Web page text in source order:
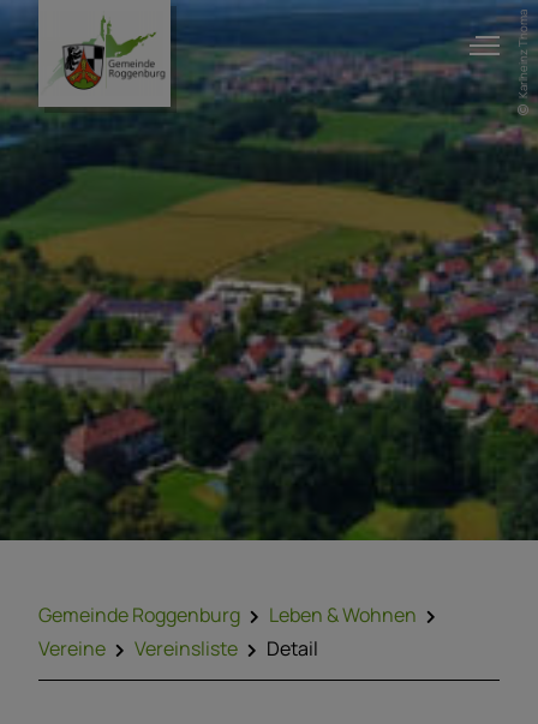
Karlheinz Thoma
Gemeinde Roggenburg
Leben & Wohnen
Vereine
Vereinsliste Detail